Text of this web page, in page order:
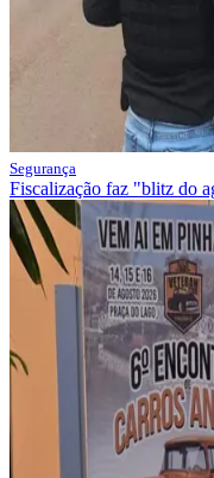
Segurança
Fiscalização faz "blitz do